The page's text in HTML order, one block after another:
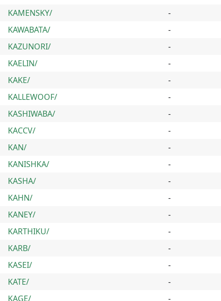
KAMENSKY/
-
KAWABATA/
-
KAZUNORI/
-
KAELIN/
-
KAKE/
-
KALLEWOOF/
-
KASHIWABA/
-
KACCV/
-
KAN/
-
KANISHKA/
-
KASHA/
-
KAHN/
-
KANEY/
-
KARTHIKU/
-
KARB/
-
KASEI/
-
KATE/
-
KAGE/
-